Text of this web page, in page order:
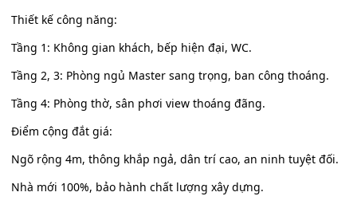
Thiết kế công năng:
Tầng 1: Không gian khách, bếp hiện đại, WC.
Tầng 2, 3: Phòng ngủ Master sang trọng, ban công thoáng.
Tầng 4: Phòng thờ, sân phơi view thoáng đãng.
Điểm cộng đắt giá:
Ngõ rộng 4m, thông khắp ngả, dân trí cao, an ninh tuyệt đối.
Nhà mới 100%, bảo hành chất lượng xây dựng.